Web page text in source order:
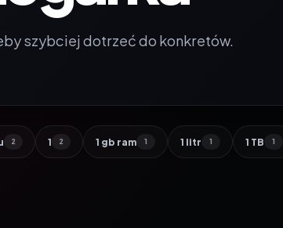
szybciej dotrzeć do konkretów.
2 1 2 1 gb ram 1 1 litr 1 1 TB 1